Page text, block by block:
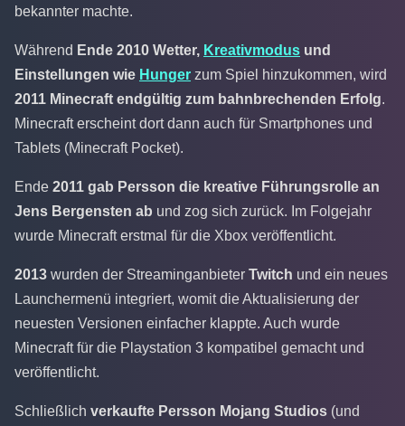
bekannter machte.
Während Ende 2010 Wetter, Kreativmodus und
Einstellungen wie Hunger zum Spiel hinzukommen, wird
2011 Minecraft endgültig zum bahnbrechenden Erfolg.
Minecraft erscheint dort dann auch für Smartphones und
Tablets (Minecraft Pocket).
Ende 2011 gab Persson die kreative Führungsrolle an
Jens Bergensten ab und zog sich zurück. Im Folgejahr
wurde Minecraft erstmal für die Xbox veröffentlicht.
2013 wurden der Streaminganbieter Twitch und ein neues
Launchermenü integriert, womit die Aktualisierung der
neuesten Versionen einfacher klappte. Auch wurde
Minecraft für die Playstation 3 kompatibel gemacht und
veröffentlicht.
Schließlich verkaufte Persson Mojang Studios (und